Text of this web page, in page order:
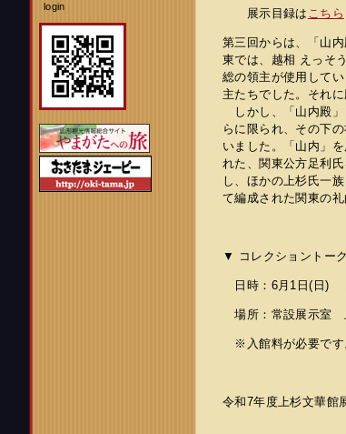
login
展示目録は こちら
第三回からは、「山
東では、越相 えっそ
総の領主が使用して
主たちでした。それ
しかし、「山内殿」
らに限られ、その下
いました。「山内」
れた、関東公方足利
し、ほかの上杉氏一
て編成された関東の
▼ コレクショントーク
日時：6月1日(日)
場所：常設展示室
※入館料が必要です
令和7年度上杉文華館